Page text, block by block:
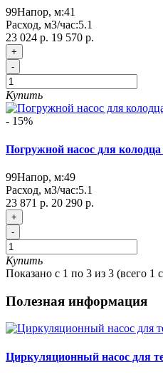
99Напор, м:41
Расход, м3/час:5.1
23 024 р. 19 570 р.
+
-
Купить
- 15%
Погружной насос для
99Напор, м:49
Расход, м3/час:5.1
23 871 р. 20 290 р.
+
-
Купить
Показано с 1 по 3 из 3 (всего 1
Полезная информация
Циркуляционный насос для